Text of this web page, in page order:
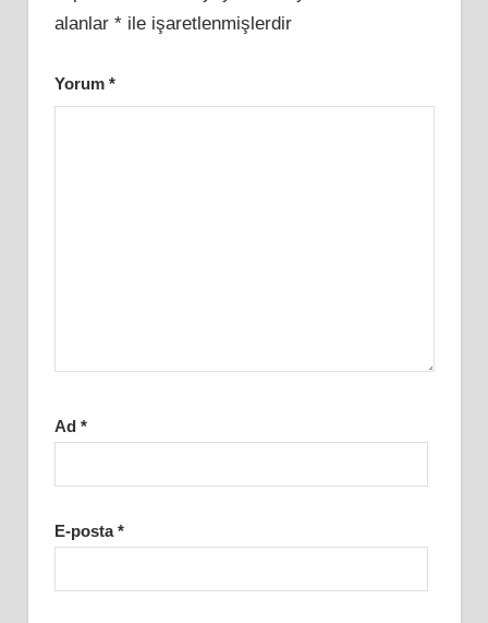
alanlar *ile işaretlenmişlerdir
Yorum *
Ad *
E-posta*